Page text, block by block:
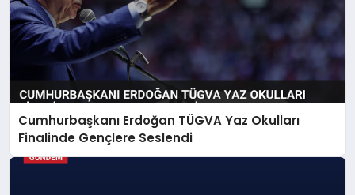
Cumhurbaşkanı Erdoğan TÜGVA Yaz Okulları
Finalinde Gençlere Seslendi